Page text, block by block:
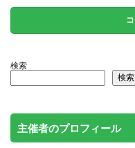
検索
検索
主催者のプロフィール